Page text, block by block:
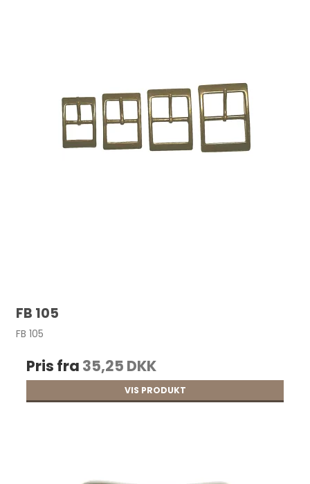
FB 105
FB 105
Pris fra 35,25 DKK
VIS PRODUKT